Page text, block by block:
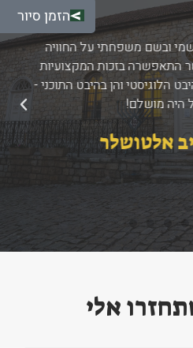
ובשם משפחתי על החוויה
התאפשרה בזכות המקצועיות
הלוגיסטי והן בהיבט התוכני -
היה מושלם!
אלטושלר
הבא
אלי
הזמן סיור